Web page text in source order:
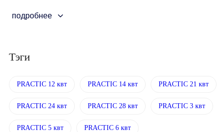
подробнее
Тэги
PRACTIC 12 квт PRACTIC 14 квт PRACTIC 21 квт
PRACTIC 24 квт PRACTIC 28 квт PRACTIC 3 квт
PRACTIC 5 квт PRACTIC 6 квт